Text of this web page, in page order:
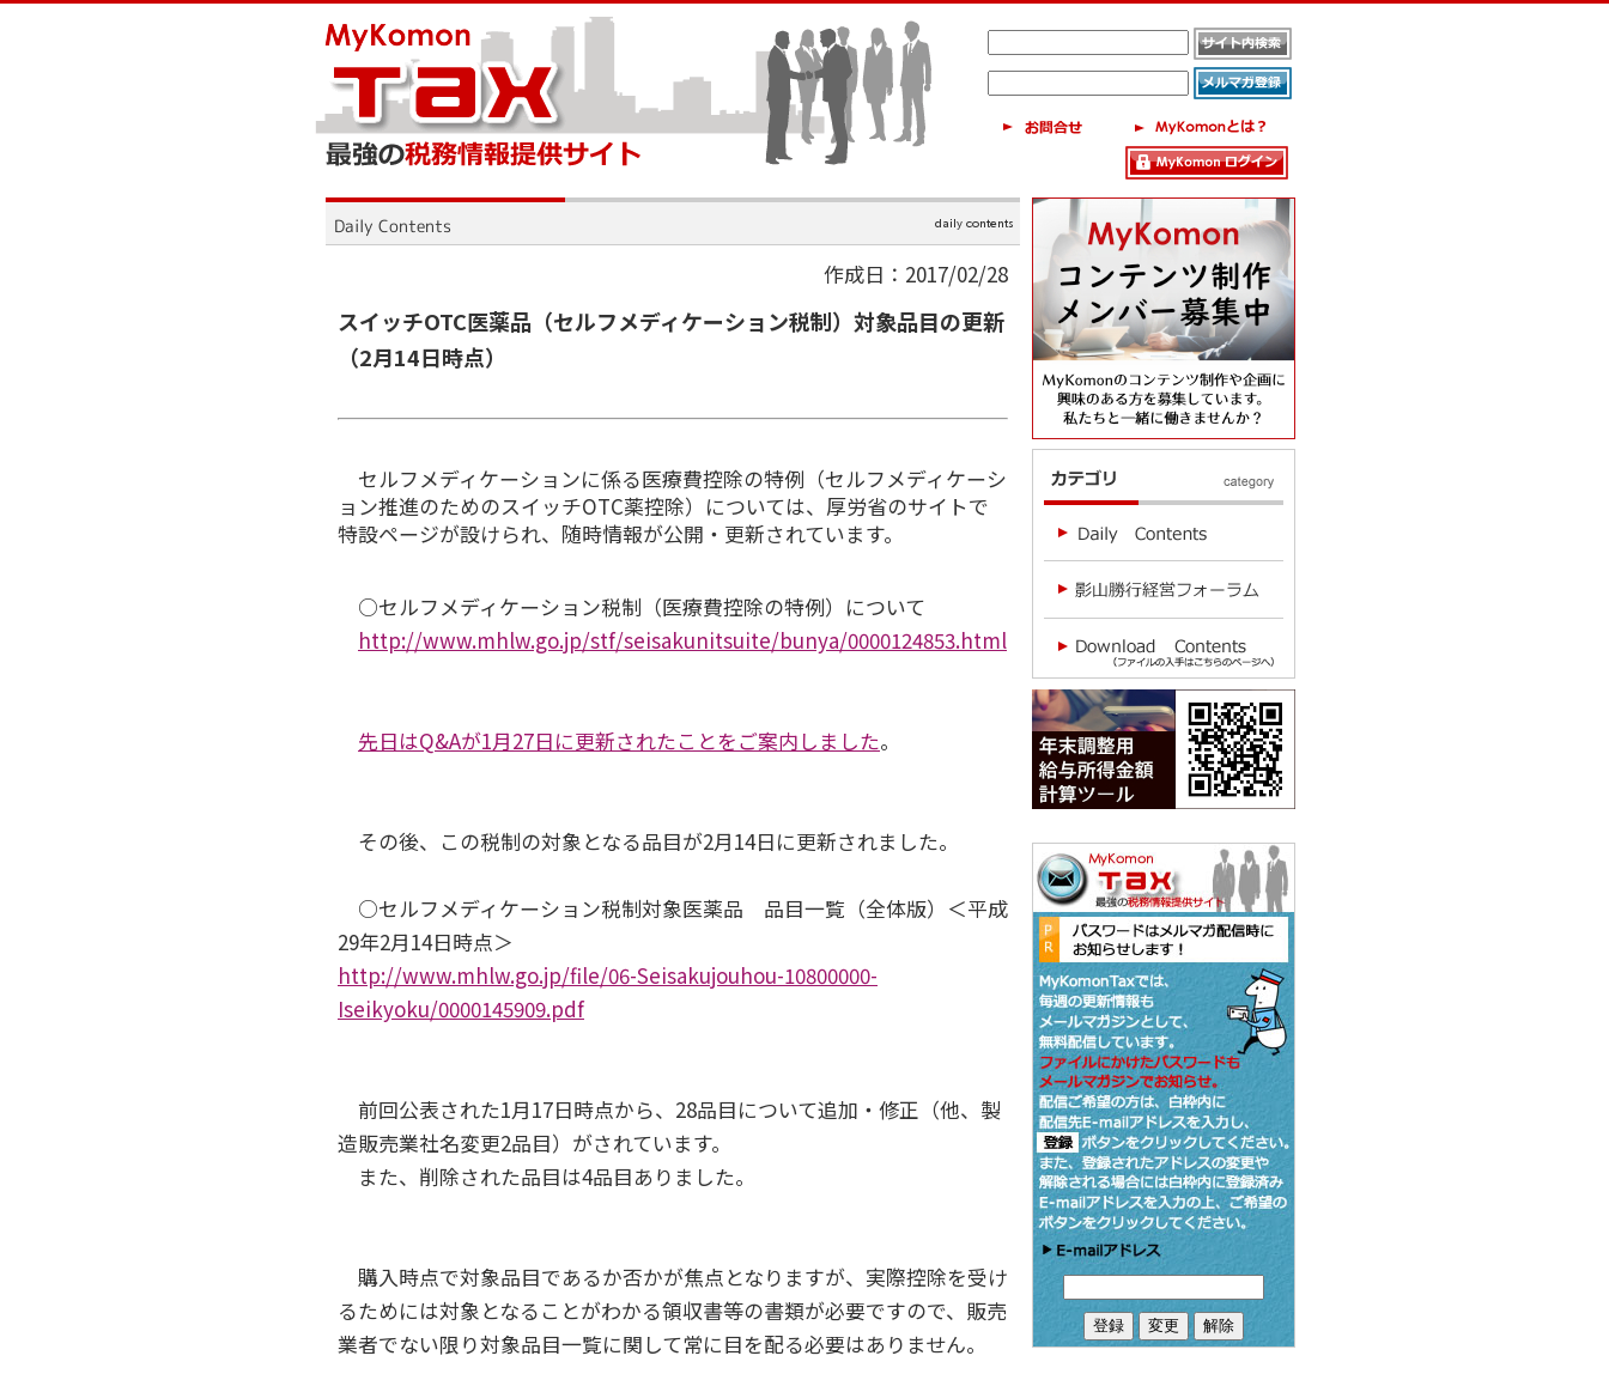
作成日：2017/02/28
スイッチOTC医薬品（セルフメディケーション税制）対象品目の更新
（2月14日時点）
セルフメディケーションに係る医療費控除の特例（セルフメディケーシ
ョン推進のためのスイッチOTC薬控除）については、厚労省のサイトで
特設ページが設けられ、随時情報が公開・更新されています。
○セルフメディケーション税制（医療費控除の特例）について
http://www.mhlw.go.jp/stf/seisakunitsuite/bunya/0000124853.html
先日はQ&Aが1月27日に更新されたことをご案内しました。
その後、この税制の対象となる品目が2月14日に更新されました。
○セルフメディケーション税制対象医薬品 品目一覧（全体版）＜平成
29年2月14日時点＞
http://www.mhlw.go.jp/file/06-Seisakujouhou-10800000-
Iseikyoku/0000145909.pdf
前回公表された1月17日時点から、28品目について追加・修正（他、製
造販売業社名変更2品目）がされています。
また、削除された品目は4品目ありました。
購入時点で対象品目であるか否かが焦点となりますが、実際控除を受け
るためには対象となることがわかる領収書等の書類が必要ですので、販売
業者でない限り対象品目一覧に関して常に目を配る必要はありません。